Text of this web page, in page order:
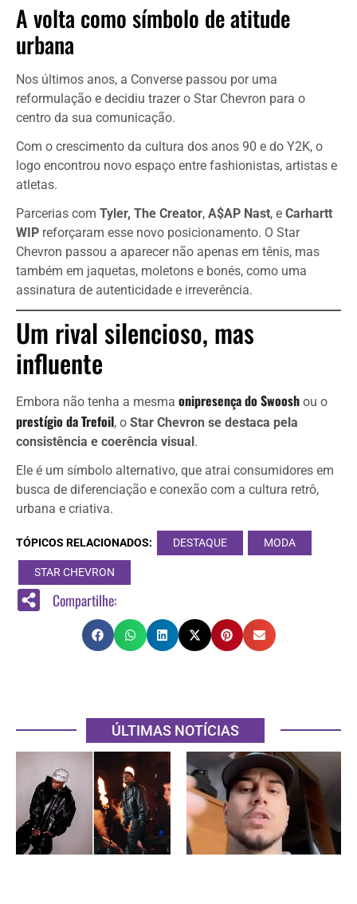
A volta como símbolo de atitude
urbana
Nos últimos anos, a Converse passou por uma
reformulação e decidiu trazer o Star Chevron para o
centro da sua comunicação.
Com o crescimento da cultura dos anos 90 e do Y2K, o
logo encontrou novo espaço entre fashionistas, artistas e
atletas.
Parcerias com Tyler, The Creator, A$AP Nast, e Carhartt
WIP reforçaram esse novo posicionamento. O Star
Chevron passou a aparecer não apenas em tênis, mas
também em jaquetas, moletons e bonés, como uma
assinatura de autenticidade e irreverência.
Um rival silencioso, mas
influente
Embora não tenha a mesma onipresença do Swoosh ou o
prestígio da Trefoil, o Star Chevron se destaca pela
consistência e coerência visual.
Ele é um símbolo alternativo, que atrai consumidores em
busca de diferenciação e conexão com a cultura retrô,
urbana e criativa.
TÓPICOS RELACIONADOS: DESTAQUE MODA
STAR CHEVRON
Compartilhe:
ÚLTIMAS NOTÍCIAS